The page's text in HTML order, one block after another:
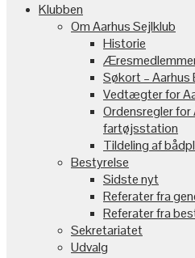
Klubben
Om Aarhus Sejlklub
Historie
Søkort – Aarhus
Vedtægter for
Ordensregler for
fartøjsstation
Tildeling af
Bestyrelse
Sidste nyt
Referater fra
Referater fra
Sekretariatet
Udvalg